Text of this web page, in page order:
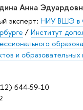
644-59-10
Анна
эксперт: НИУ ВШЭ в
/Институт
и